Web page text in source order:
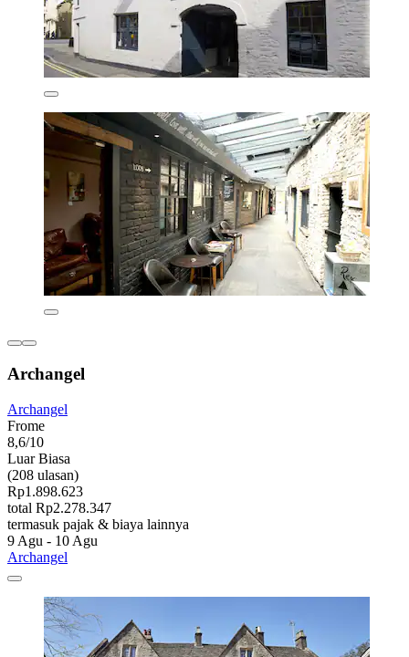
Archangel
Archangel
Frome
8,6/10
Luar Biasa
(208 ulasan)
Rp1.898.623
total Rp2.278.347
termasuk pajak & biaya lainnya
9 Agu - 10 Agu
Archangel